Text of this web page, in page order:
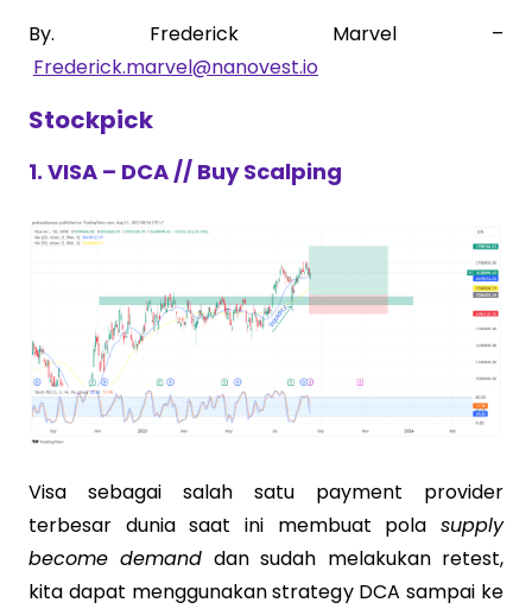
By. Frederick Marvel –
Frederick.marvel@nanovest.io
Stockpick
1. VISA – DCA // Buy Scalping
Visa sebagai salah satu payment provider
terbesar dunia saat ini membuat pola supply
become demand dan sudah melakukan retest,
kita dapat menggunakan strategy DCA sampai ke